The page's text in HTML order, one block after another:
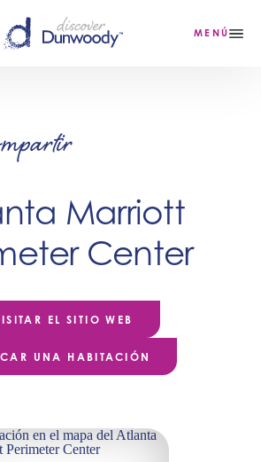
MENÚ
Marriott
Center
EL SITIO WEB
UNA HABITACIÓN